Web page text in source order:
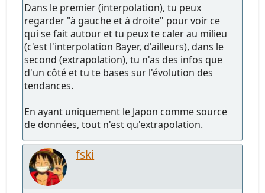
Dans le premier (interpolation), tu peux
regarder "à gauche et à droite" pour voir ce
qui se fait autour et tu peux te caler au milieu
(c'est l'interpolation Bayer, d'ailleurs), dans le
second (extrapolation), tu n'as des infos que
d'un côté et tu te bases sur l'évolution des
tendances.
En ayant uniquement le Japon comme source
de données, tout n'est qu'extrapolation.
fski